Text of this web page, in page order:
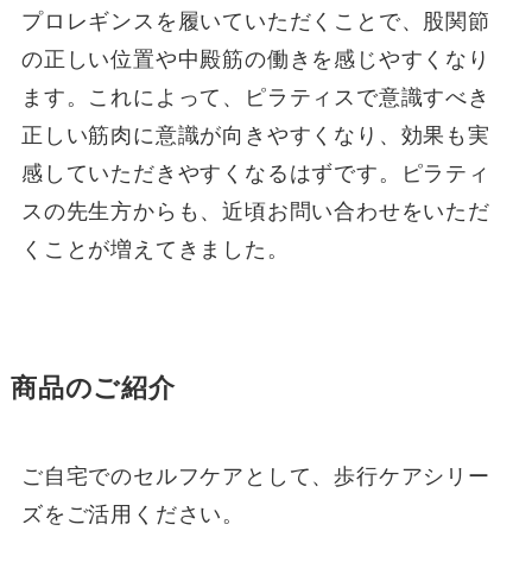
プロレギンスを履いていただくことで、股関節
の正しい位置や中殿筋の働きを感じやすくなり
ます。これによって、ピラティスで意識すべき
正しい筋肉に意識が向きやすくなり、効果も実
感していただきやすくなるはずです。ピラティ
スの先生方からも、近頃お問い合わせをいただ
くことが増えてきました。
商品のご紹介
ご自宅でのセルフケアとして、歩行ケアシリー
ズをご活用ください。